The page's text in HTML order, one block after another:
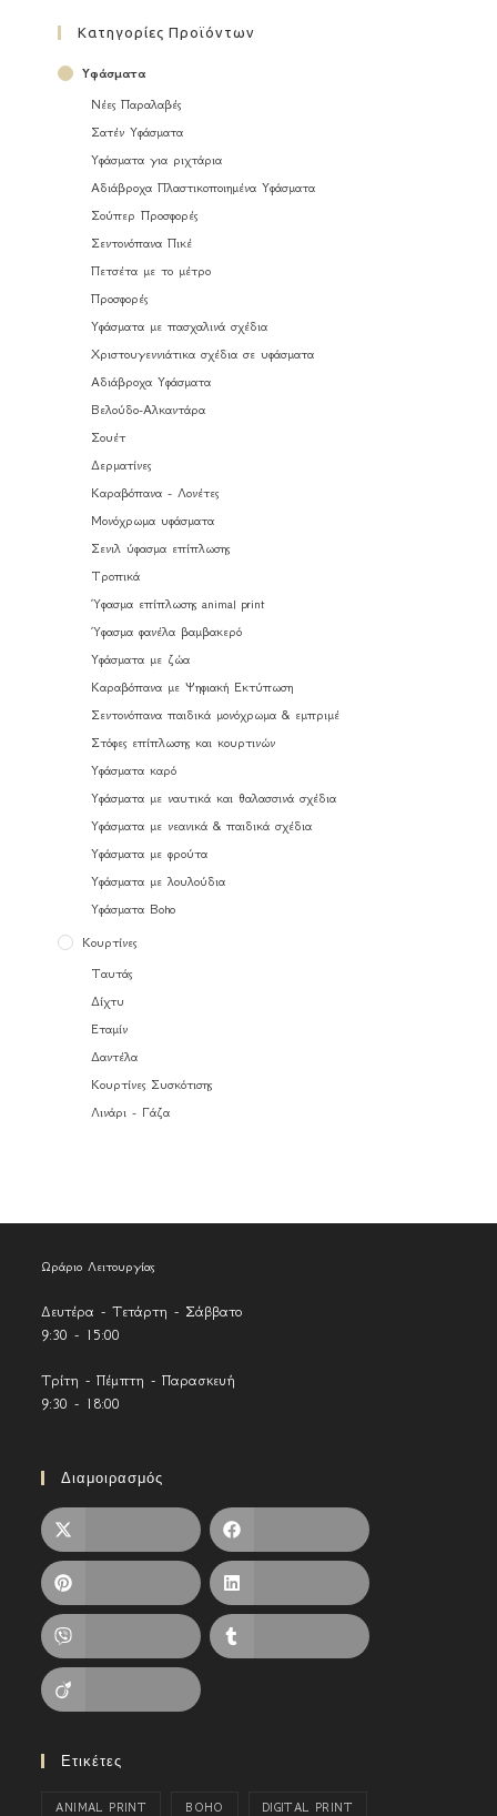
Κατηγορίες Προϊόντων
Υφάσματα
Νέες Παραλαβές
Σατέν Υφάσματα
Υφάσματα για ριχτάρια
Αδιάβροχα Πλαστικοποιημένα Υφάσματα
Σούπερ Προσφορές
Σεντονόπανα Πικέ
Πετσέτα με το μέτρο
Προσφορές
Υφάσματα με πασχαλινά σχέδια
Χριστουγεννιάτικα σχέδια σε υφάσματα
Αδιάβροχα Υφάσματα
Βελούδο-Αλκαντάρα
Σουέτ
Δερματίνες
Καραβόπανα - Λονέτες
Μονόχρωμα υφάσματα
Σενιλ ύφασμα επίπλωσης
Τροπικά
Ύφασμα επίπλωσης animal print
Ύφασμα φανέλα βαμβακερό
Υφάσματα με ζώα
Καραβόπανα με Ψηφιακή Εκτύπωση
Σεντονόπανα παιδικά μονόχρωμα & εμπριμέ
Στόφες επίπλωσης και κουρτινών
Υφάσματα καρό
Υφάσματα με ναυτικά και θαλασσινά σχέδια
Υφάσματα με νεανικά & παιδικά σχέδια
Υφάσματα με φρούτα
Υφάσματα με λουλούδια
Υφάσματα Boho
Κουρτίνες
Ταυτάς
Δίχτυ
Εταμίν
Δαντέλα
Κουρτίνες Συσκότισης
Λινάρι - Γάζα
Ωράριο Λειτουργίας
Δευτέρα - Τετάρτη - Σάββατο
9:30 - 15:00
Τρίτη - Πέμπτη - Παρασκευή
9:30 - 18:00
Διαμοιρασμός
Ετικέτες
ANIMAL PRINT BOHO DIGITAL PRINT